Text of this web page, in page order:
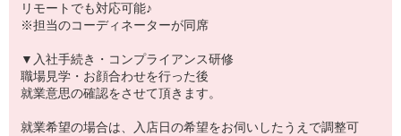
リモートでも対応可能♪
※担当のコーディネーターが同席
▼入社手続き・コンプライアンス研修
職場見学・お顔合わせを行った後
就業意思の確認をさせて頂きます。
就業希望の場合は、入店日の希望をお伺いしたうえで調整可